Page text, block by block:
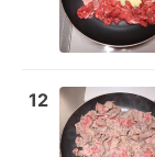
12